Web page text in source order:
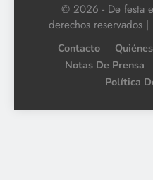
© 2026 - De festa
derechos reservados |
Contacto
Notas De Prensa
Política